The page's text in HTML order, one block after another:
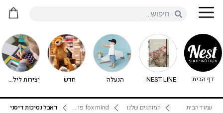
דף הבית NEST LINE הנעלה חדש יצירות לילדים - יצירה לילדים
עמוד הבית המותגים שלנו fox mind פוקס מיינד דאבל נסיכות דיסני